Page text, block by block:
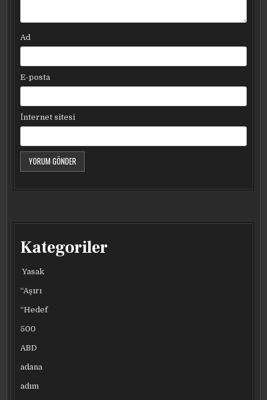
Ad
E-posta
İnternet sitesi
Kategoriler
Yasak
“Aşırı
“Hedef
500
ABD
adana
adım